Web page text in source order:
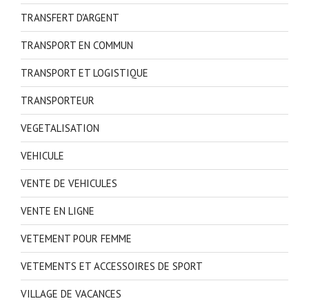
TRANSFERT D'ARGENT
TRANSPORT EN COMMUN
TRANSPORT ET LOGISTIQUE
TRANSPORTEUR
VEGETALISATION
VEHICULE
VENTE DE VEHICULES
VENTE EN LIGNE
VETEMENT POUR FEMME
VETEMENTS ET ACCESSOIRES DE SPORT
VILLAGE DE VACANCES